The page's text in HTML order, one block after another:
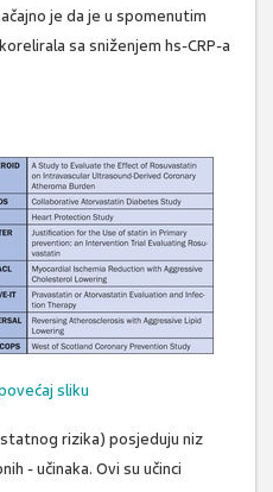
je da je u spomenutim
sa sniženjem hs-CRP-a
sliku
rizika) posjeduju niz
- učinaka. Ovi su učinci